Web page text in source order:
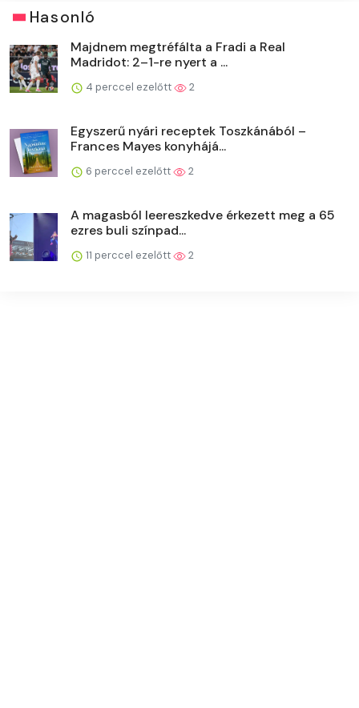
Hasonló
Majdnem megtréfálta a Fradi a Real
Madridot: 2–1-re nyert a ...
4 perccel ezelőtt 2
Egyszerű nyári receptek Toszkánából –
Frances Mayes konyhájá...
6 perccel ezelőtt 2
A magasból leereszkedve érkezett meg a 65
ezres buli színpad...
11 perccel ezelőtt 2